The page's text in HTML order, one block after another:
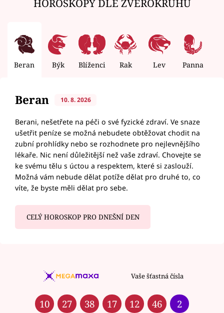
HOROSKOPY DLE ZVĚROKRUHU
Beran Býk Blíženci Rak Lev Panna
Beran 10. 8. 2026
Berani, nešetřete na péči o své fyzické zdraví. Ve snaze
ušetřit peníze se možná nebudete obtěžovat chodit na
zubní prohlídky nebo se rozhodnete pro nejlevnějšího
lékaře. Nic není důležitější než vaše zdraví. Chovejte se
ke svému tělu s úctou a respektem, které si zaslouží.
Možná vám nebude dělat potíže dělat pro druhé to, co
víte, že byste měli dělat pro sebe.
CELÝ HOROSKOP PRO DNEŠNÍ DEN
Vaše šťastná čísla
10 27 38 17 12 46 2